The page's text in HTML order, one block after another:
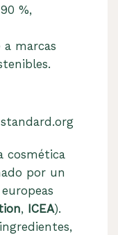
%,
a marcas
cosmética
por un
, ICEA).